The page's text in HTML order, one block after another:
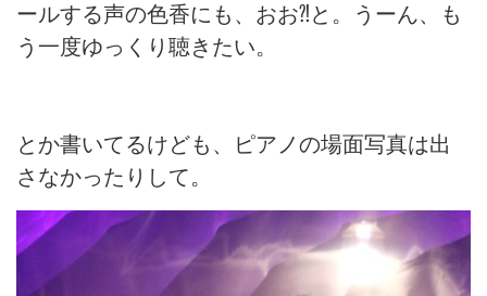
ールする声の色香にも、おお⁈と。うーん、も
う一度ゆっくり聴きたい。
とか書いてるけども、ピアノの場面写真は出
さなかったりして。